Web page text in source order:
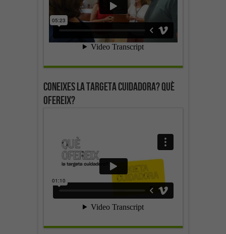
Coneixes la targeta cuidadora? Què
ofereix?